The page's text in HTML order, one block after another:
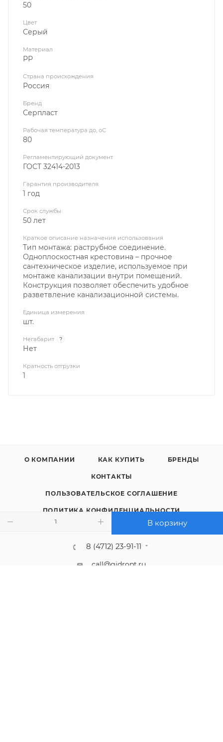
В корзину
50
Цвет
Серый
Материал
РР
Страна происхождения
Россия
Бренд
Серпласт
Рабочая температура до, оС
80
Регламентирующий документ
ГОСТ 32414-2013
Гарантия производителя
1 год
Срок службы
50 лет
Краткое описание назначения использования
Тип монтажа: раструбное соединение.
Одноплоскостная крестовина – прочное
сантехническое изделие, используемое при
монтаже канализации внутри помещений.
Конструкция позволяет обеспечить удобное
разветвление канализационной системы.
Единица измерения
шт.
Негабарит ?
Нет
Кратность отгрузки
1
О КОМПАНИИ КАК КУПИТЬ БРЕНДЫ
КОНТАКТЫ
ПОЛЬЗОВАТЕЛЬСКОЕ СОГЛАШЕНИЕ
ПОЛИТИКА КОНФИДЕНЦИАЛЬНОСТИ
8 (4712) 23-91-11
call@gidropt.ru